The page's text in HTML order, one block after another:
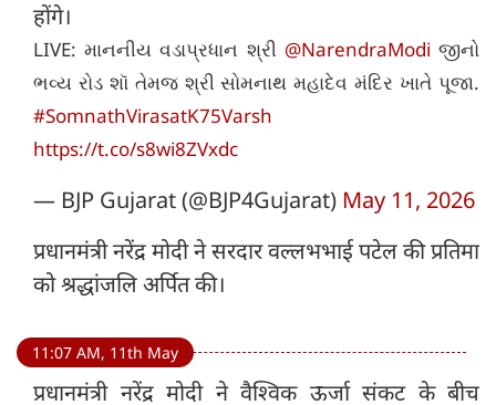
होंगे।
LIVE: માનનીય વડાપ્રધાન શ્રી @NarendraModi જીનો
ભવ્ય રોડ શૉ તેમજ શ્રી સોમનાથ મહાદેવ મંદિર ખાતે પૂજા.
#SomnathVirasatK75Varsh
https://t.co/s8wi8ZVxdc
— BJP Gujarat (@BJP4Gujarat) May 11, 2026
प्रधानमंत्री नरेंद्र मोदी ने सरदार वल्लभभाई पटेल की प्रतिमा
को श्रद्धांजलि अर्पित की।
11:07 AM, 11th May
प्रधानमंत्री नरेंद्र मोदी ने वैश्विक ऊर्जा संकट के बीच